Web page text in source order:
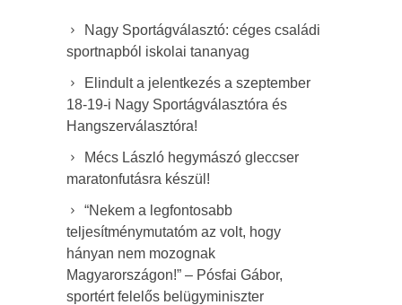
Nagy Sportágválasztó: céges családi
sportnapból iskolai tananyag
Elindult a jelentkezés a szeptember
18-19-i Nagy Sportágválasztóra és
Hangszerválasztóra!
Mécs László hegymászó gleccser
maratonfutásra készül!
“Nekem a legfontosabb
teljesítménymutatóm az volt, hogy
hányan nem mozognak
Magyarországon!” – Pósfai Gábor,
sportért felelős belügyminiszter